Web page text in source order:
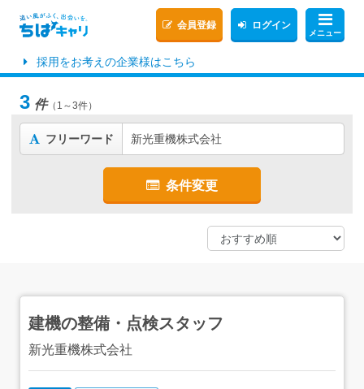
メニュー
会員登録 ログイン
採用をお考えの企業様はこちら
3 件（1～3件）
フリーワード 新光重機株式会社
条件変更
建機の整備・点検スタッフ
新光重機株式会社